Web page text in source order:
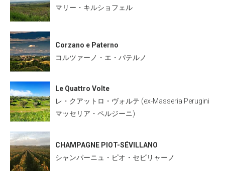
マリー・キルショフェル
Corzano e Paterno
コルツァーノ・エ・パテルノ
Le Quattro Volte
レ・クアットロ・ヴォルテ (ex-Masseria Perugini
マッセリア・ペルジーニ)
CHAMPAGNE PIOT-SÉVILLANO
シャンパーニュ・ピオ・セビリャーノ